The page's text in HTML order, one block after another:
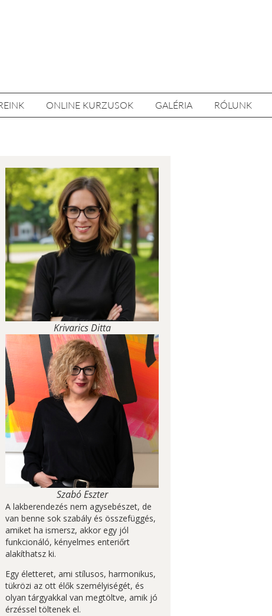
ONLINE KURZUSOK GALÉRIA RÓLUNK
Krivarics Ditta
Szabó Eszter
A lakberendezés nem agysebészet, de
van benne sok szabály és összefüggés,
amiket ha ismersz, akkor egy jól
funkcionáló, kényelmes enteriőrt
alakíthatsz ki.
Egy életteret, ami stílusos, harmonikus,
tükrözi az ott élők személyiségét, és
olyan tárgyakkal van megtöltve, amik jó
érzéssel töltenek el.